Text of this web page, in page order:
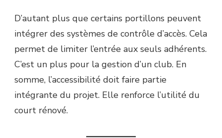
D’autant plus que certains portillons peuvent
intégrer des systèmes de contrôle d’accès. Cela
permet de limiter l’entrée aux seuls adhérents.
C’est un plus pour la gestion d’un club. En
somme, l’accessibilité doit faire partie
intégrante du projet. Elle renforce l’utilité du
court rénové.